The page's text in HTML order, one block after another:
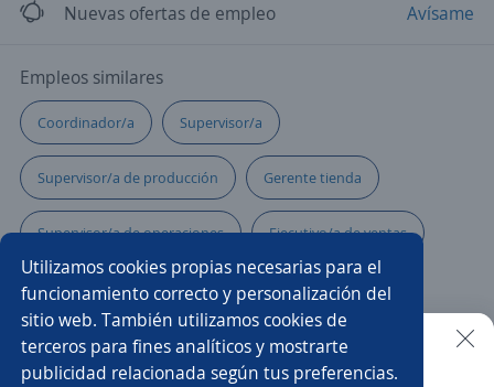
Utilizamos cookies propias necesarias para el
funcionamiento correcto y personalización del
sitio web. También utilizamos cookies de
terceros para fines analíticos y mostrarte
publicidad relacionada según tus preferencias.
Nuevas ofertas de empleo Avísame
Empleos similares
Coordinador/a Supervisor/a
Supervisor/a de producción Gerente tienda
Supervisor/a de operaciones Ejecutivo/a de ventas
Ejecutivo/a telefónico Chef
Ejecutivo/a de atención al cliente
Buscar es más fácil en la app